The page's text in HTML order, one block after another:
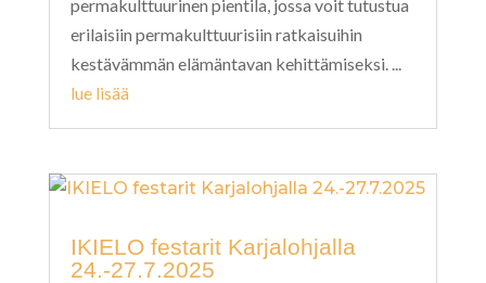
permakulttuurinen pientila, jossa voit tutustua
erilaisiin permakulttuurisiin ratkaisuihin
kestävämmän elämäntavan kehittämiseksi. ...
lue lisää
IKIELO festarit Karjalohjalla
24.-27.7.2025